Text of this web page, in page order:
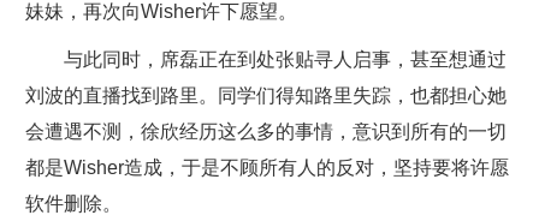
妹妹，再次向Wisher许下愿望。
与此同时，席磊正在到处张贴寻人启事，甚至想通过
刘波的直播找到路里。同学们得知路里失踪，也都担心她
会遭遇不测，徐欣经历这么多的事情，意识到所有的一切
都是Wisher造成，于是不顾所有人的反对，坚持要将许愿
软件删除。